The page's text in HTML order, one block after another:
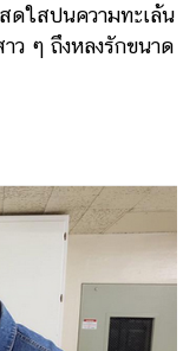
สปนความทะเล้น
ว ๆ ถึงหลงรักขนาด